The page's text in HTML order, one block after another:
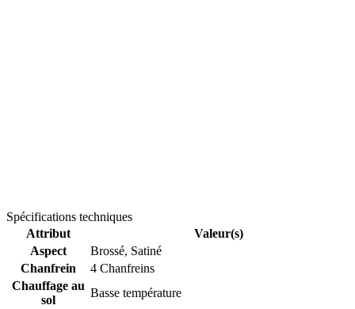
Spécifications techniques
Attribut
Valeur(s)
Aspect
Brossé, Satiné
Chanfrein
4 Chanfreins
Chauffage au
sol
Basse température